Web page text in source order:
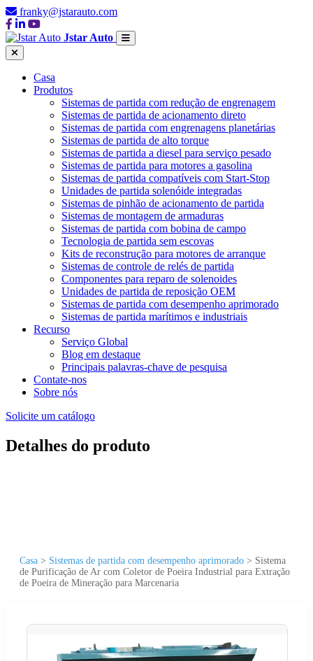
franky@jstarauto.com
Jstar Auto
Casa
Produtos
Sistemas de partida com redução de engrenagem
Sistemas de partida de acionamento direto
Sistemas de partida com engrenagens planetárias
Sistemas de partida de alto torque
Sistemas de partida a diesel para serviço pesado
Sistemas de partida para motores a gasolina
Sistemas de partida compatíveis com Start-Stop
Unidades de partida solenóide integradas
Sistemas de pinhão de acionamento de partida
Sistemas de montagem de armaduras
Sistemas de partida com bobina de campo
Tecnologia de partida sem escovas
Kits de reconstrução para motores de arranque
Sistemas de controle de relés de partida
Componentes para reparo de solenoides
Unidades de partida de reposição OEM
Sistemas de partida com desempenho aprimorado
Sistemas de partida marítimos e industriais
Recurso
Serviço Global
Blog em destaque
Principais palavras-chave de pesquisa
Contate-nos
Sobre nós
Solicite um catálogo
Detalhes do produto
Casa > Sistemas de partida com desempenho aprimorado > Sistema
de Purificação de Ar com Coletor de Poeira Industrial para Extração
de Poeira de Mineração para Marcenaria